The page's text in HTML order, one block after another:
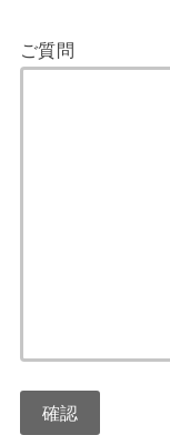
ご質問